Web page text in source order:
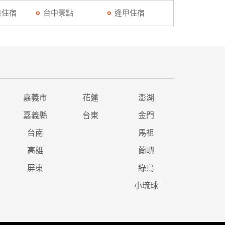
宿 台中景點 逢甲住宿
嘉義市 花蓮 澎湖
嘉義縣 台東 金門
台南 馬祖
高雄 蘭嶼
屏東 綠島
小琉球